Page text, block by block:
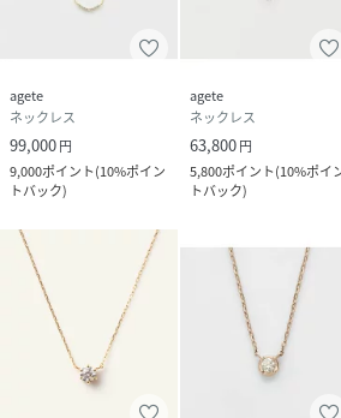
agete
ネックレス
99,000円
9,000ポイント(10%ポイン
トバック)
agete
ネックレス
63,800円
5,800ポイント(10%ポイ
トバック)